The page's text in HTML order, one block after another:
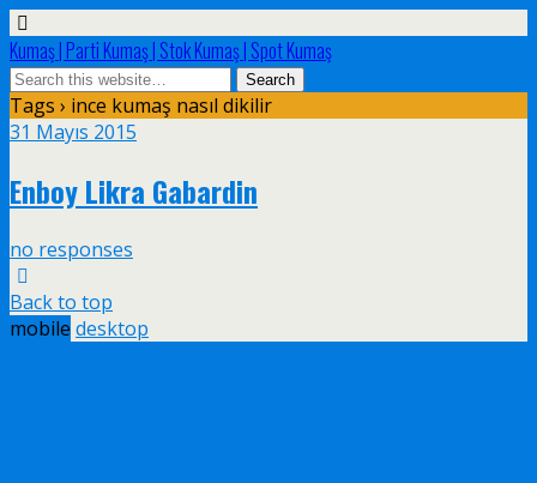
Kumaş | Parti Kumaş | Stok Kumaş | Spot Kumaş
Tags › ince kumaş nasıl dikilir
31 Mayıs 2015
Enboy Likra Gabardin
no responses
Back to top
mobile desktop